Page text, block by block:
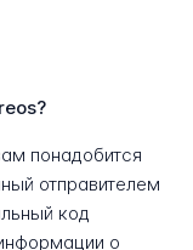
понадобится
отправителем
код
о